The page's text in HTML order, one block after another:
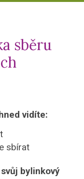
sběru
vidíte:
sbírat
bylinkový